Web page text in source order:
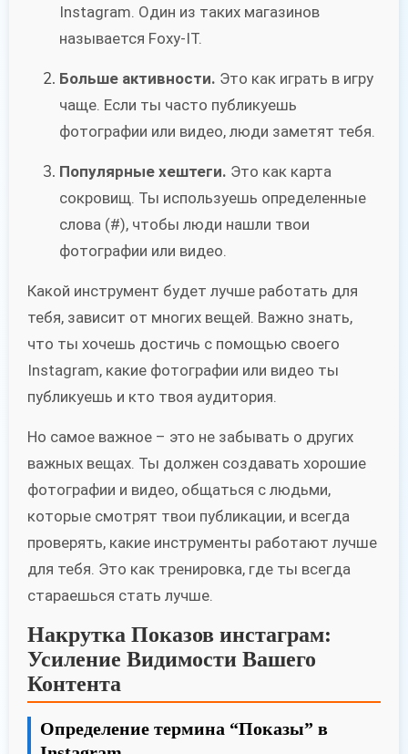
Instagram. Один из таких магазинов
называется Foxy-IT.
Больше активности. Это как играть в игру
чаще. Если ты часто публикуешь
фотографии или видео, люди заметят тебя.
Популярные хештеги. Это как карта
сокровищ. Ты используешь определенные
слова (#), чтобы люди нашли твои
фотографии или видео.
Какой инструмент будет лучше работать для
тебя, зависит от многих вещей. Важно знать,
что ты хочешь достичь с помощью своего
Instagram, какие фотографии или видео ты
публикуешь и кто твоя аудитория.
Но самое важное – это не забывать о других
важных вещах. Ты должен создавать хорошие
фотографии и видео, общаться с людьми,
которые смотрят твои публикации, и всегда
проверять, какие инструменты работают лучше
для тебя. Это как тренировка, где ты всегда
стараешься стать лучше.
Накрутка Показов инстаграм:
Усиление Видимости Вашего
Контента
Определение термина “Показы” в